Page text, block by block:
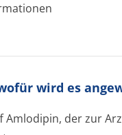
wird es
der zur